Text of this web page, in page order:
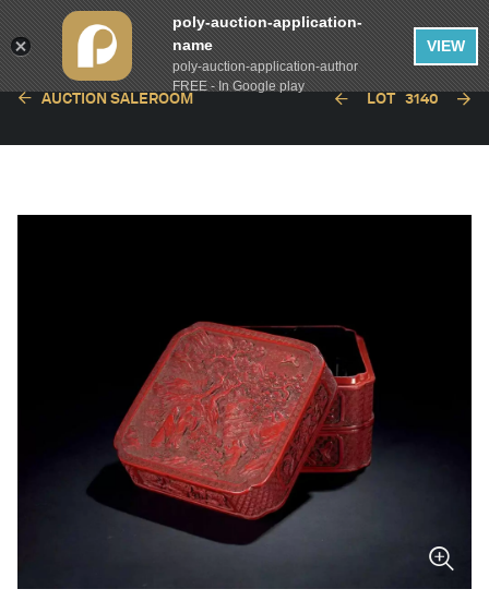
AUCTION SALEROOM LOT 3140
poly-auction-application-
name
poly-auction-application-author
FREE - In Google play
VIEW